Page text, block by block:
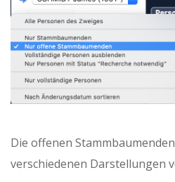
Die offenen
verschiedenen Darstellungen